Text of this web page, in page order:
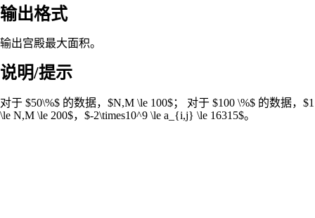
输出格式
输出宫殿最大面积。
说明/提示
对于 $50\%$ 的数据，$N,M \le 100$； 对于 $100 \%$ 的数据，$1
\le N,M \le 200$，$-2\times10^9 \le a_{i,j} \le 16315$。